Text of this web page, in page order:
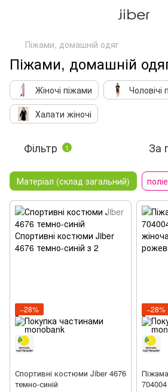
Піжами, домашній одяг
Піжами, домашній
Жіночі піжами
Чоловічі
Халати жіночі
Фільтр 1 За
Матеріал (склад загальний)
−28%
Спортивні костюми Jiber 4676
темно-синій
−28%